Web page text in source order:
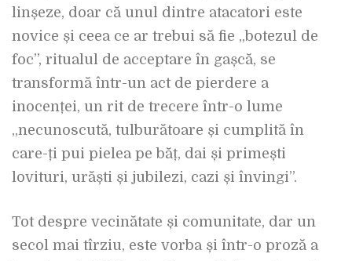
linșeze, doar că unul dintre atacatori este
novice și ceea ce ar trebui să fie „botezul de
foc”, ritualul de acceptare în gașcă, se
transformă într-un act de pierdere a
inocenței, un rit de trecere într-o lume
„necunoscută, tulburătoare și cumplită în
care-ți pui pielea pe băț, dai și primești
lovituri, urăști și jubilezi, cazi și învingi”.
Tot despre vecinătate și comunitate, dar un
secol mai tîrziu, este vorba și într-o proză a